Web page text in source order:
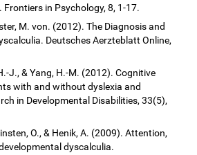
Frontiers in Psychology, 8, 1-17.
M. von. (2012). The Diagnosis and
Deutsches Aerzteblatt Online,
J., & Yang, H.-M. (2012). Cognitive
with and without dyslexia and
in Developmental Disabilities, 33(5),
O., & Henik, A. (2009). Attention,
dyscalculia.